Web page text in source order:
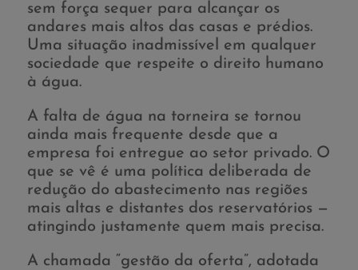
sem força sequer para alcançar os
andares mais altos das casas e prédios.
Uma situação inadmissível em qualquer
sociedade que respeite o direito humano
à água.
A falta de água na torneira se tornou
ainda mais frequente desde que a
empresa foi entregue ao setor privado. O
que se vê é uma política deliberada de
redução do abastecimento nas regiões
mais altas e distantes dos reservatórios —
atingindo justamente quem mais precisa.
A chamada “gestão da oferta”, adotada